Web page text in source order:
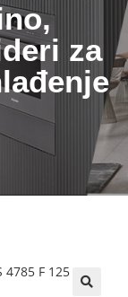
,
za